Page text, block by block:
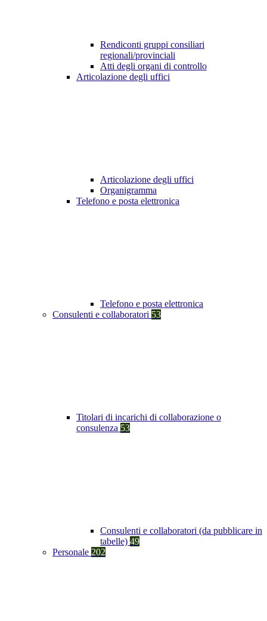
Rendiconti gruppi consiliari
regionali/provinciali
Atti degli organi di controllo
Articolazione degli uffici
Articolazione degli uffici
Organigramma
Telefono e posta elettronica
Telefono e posta elettronica
Consulenti e collaboratori 53
Titolari di incarichi di collaborazione o
consulenza 53
Consulenti e collaboratori (da pubblicare in
tabelle) 49
Personale 202